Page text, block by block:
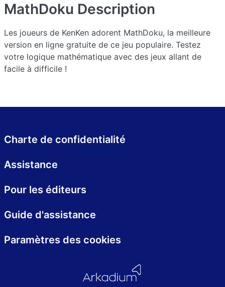
MathDoku Description
Les joueurs de KenKen adorent MathDoku, la meilleure
version en ligne gratuite de ce jeu populaire. Testez
votre logique mathématique avec des jeux allant de
facile à difficile !
Charte de confidentialité
Assistance
Pour les éditeurs
Guide d'assistance
Paramètres des cookies